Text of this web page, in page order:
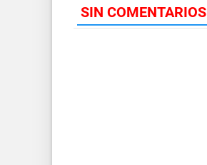
SIN COMENTARIOS